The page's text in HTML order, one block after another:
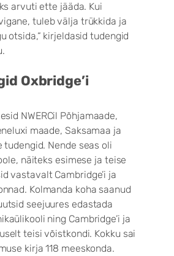
arvuti ette jääda. Kui
tuleb välja trükkida ja
otsida,“ kirjeldasid tudengid
Oxbridge’i
NWERCil Põhjamaade,
maade, Saksamaa ja
tudengid. Nende seas oli
näiteks esimese ja teise
vastavalt Cambridge’i ja
Kolmanda koha saanud
seejuures edastada
ning Cambridge’i ja
teisi võistkondi. Kokku sai
kirja 118 meeskonda.